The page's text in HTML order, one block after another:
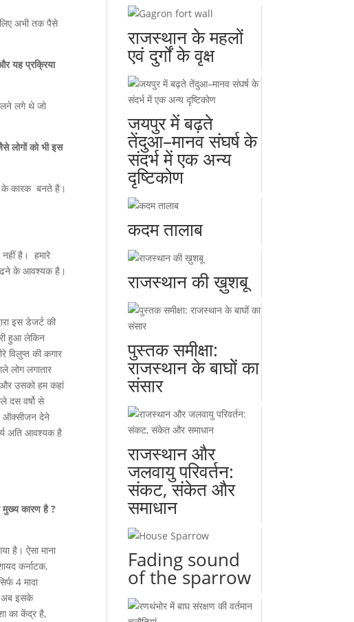
लिए अभी तक पैसे
यह प्रक्रिया
लगे थे जो
लोगों को भी इस
के कारक बनते है।
नहीं है। हमारे
के आवश्यक है।
इस डेजर्ट की
हुआ लेकिन
विलुप्त की कगार
लोग लगातार
और उसको हम कहां
दस वर्षो से
ऑक्सीजन देने
अति आवश्यक है
मुख्य कारण है ?
है। ऐसा माना
कर्नाटक,
4 मादा
अब इसके
का केंद्र है,
राजस्थान के महलों
एवं दुर्गों के वृक्ष
जयपुर में बढ़ते
तेंदुआ–मानव संघर्ष के
संदर्भ में एक अन्य
दृष्टिकोण
कदम तालाब
राजस्थान की ख़ुशबू
पुस्तक समीक्षा:
राजस्थान के बाघों का
संसार
राजस्थान और
जलवायु परिवर्तन:
संकट, संकेत और
समाधान
Fading sound
of the sparrow